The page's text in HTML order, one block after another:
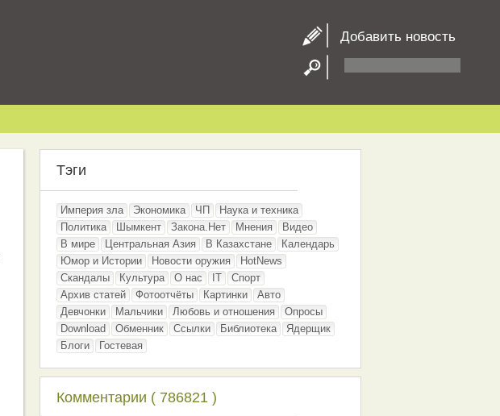
Добавить новость
Тэги
Империя зла Экономика ЧП
Наука и техника
Политика
Шымкент Закона.Нет Мнения
Видео
В мире
Центральная Азия В Казахстане
Календарь
Юмор и Истории
Новости оружия
HotNews
Скандалы
Культура О нас IT
Спорт
Архив статей
Фотоотчёты Картинки
Авто
Девчонки
Мальчики Любовь и отношения
Опросы
Download
Обменник Ссылки Библиотека
Ядерщик
Блоги
Гостевая
Комментарии ( 786821 )